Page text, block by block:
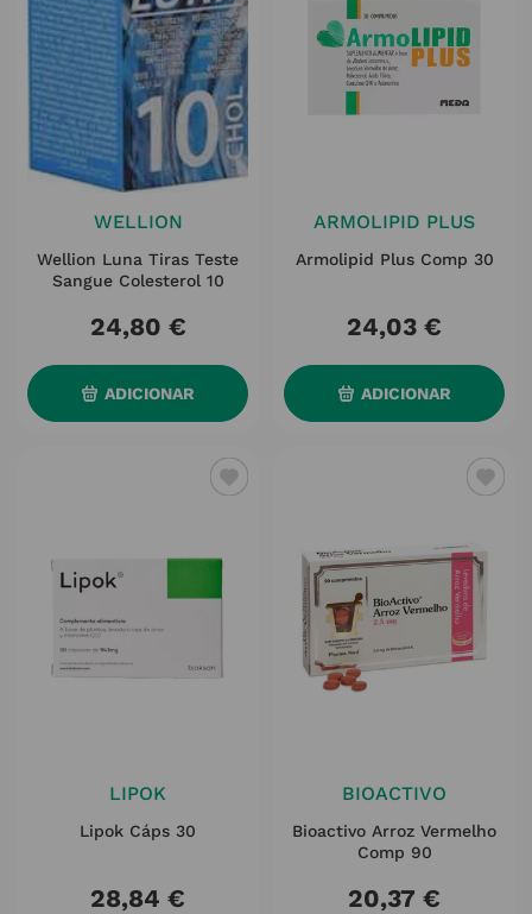
WELLION
Wellion Luna Tiras Teste
Sangue Colesterol 10
24,80 €
ADICIONAR
ARMOLIPID PLUS
Armolipid Plus Comp 30
24,03 €
ADICIONAR
LIPOK
Lipok Cáps 30
28,84 €
BIOACTIVO
Bioactivo Arroz Vermelho
Comp 90
20,37 €